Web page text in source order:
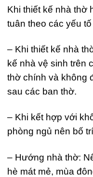
Khi thiết kế nhà thờ
tuân theo các yếu
– Khi thiết kế nhà
kế nhà vệ sinh trên
thờ chính và không
sau các ban thờ.
– Khi kết hợp với
phòng ngủ nên bố
– Hướng nhà thờ:
hè mát mẻ, mùa